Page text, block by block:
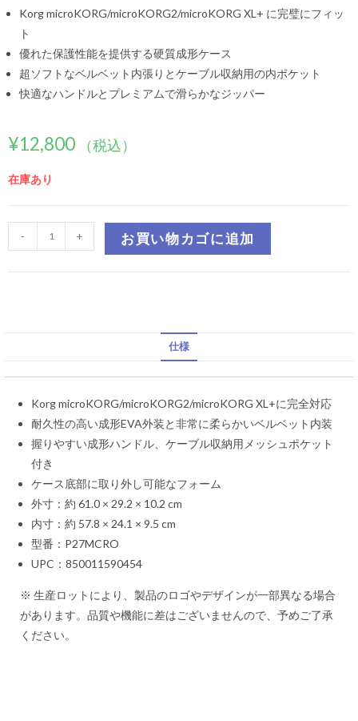
Korg microKORG/microKORG2/microKORG XL+ に完璧にフィッ
ト
優れた保護性能を提供する硬質成形ケース
超ソフトなベルベット内張りとケーブル収納用の内ポケット
快適なハンドルとプレミアムで滑らかなジッパー
¥12,800 （税込）
在庫あり
- + お買い物カゴに追加
仕様
Korg microKORG/microKORG2/microKORG XL+に完全対応
耐久性の高い成形EVA外装と非常に柔らかいベルベット内装
握りやすい成形ハンドル、ケーブル収納用メッシュポケット
付き
ケース底部に取り外し可能なフォーム
外寸：約 61.0 × 29.2 × 10.2 cm
内寸：約 57.8 × 24.1 × 9.5 cm
型番：P27MCRO
UPC：850011590454
※ 生産ロットにより、製品のロゴやデザインが一部異なる場合
があります。品質や機能に差はございませんので、予めご了承
ください。